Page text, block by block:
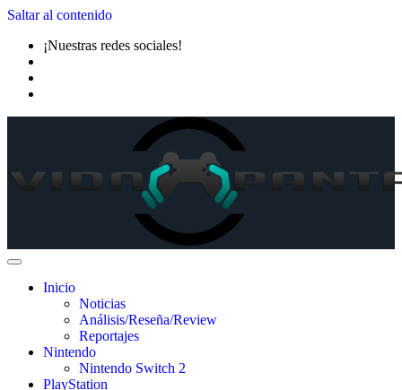
Saltar al contenido
¡Nuestras redes sociales!
Inicio
Noticias
Análisis/Reseña/Review
Reportajes
Nintendo
Nintendo Switch 2
PlayStation